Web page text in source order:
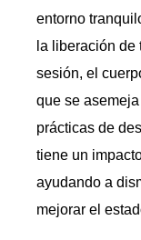
entorno
la liberación
sesión, el
que se
prácticas de
tiene un
ayudando a
mejorar el